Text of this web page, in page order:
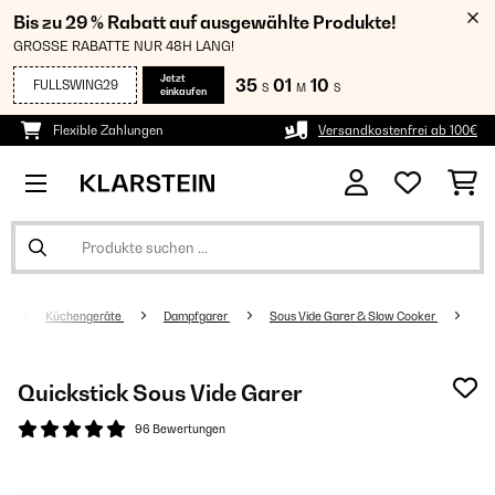
Bis zu 29 % Rabatt auf ausgewählte Produkte!
GROSSE RABATTE NUR 48H LANG!
FULLSWING29
Jetzt
einkaufen
35 S 01 M 09 S
Flexible Zahlungen Versandkostenfrei ab 100€
Küchengeräte Dampfgarer Sous Vide Garer & Slow Cooker
Quickstick Sous Vide Garer
96 Bewertungen